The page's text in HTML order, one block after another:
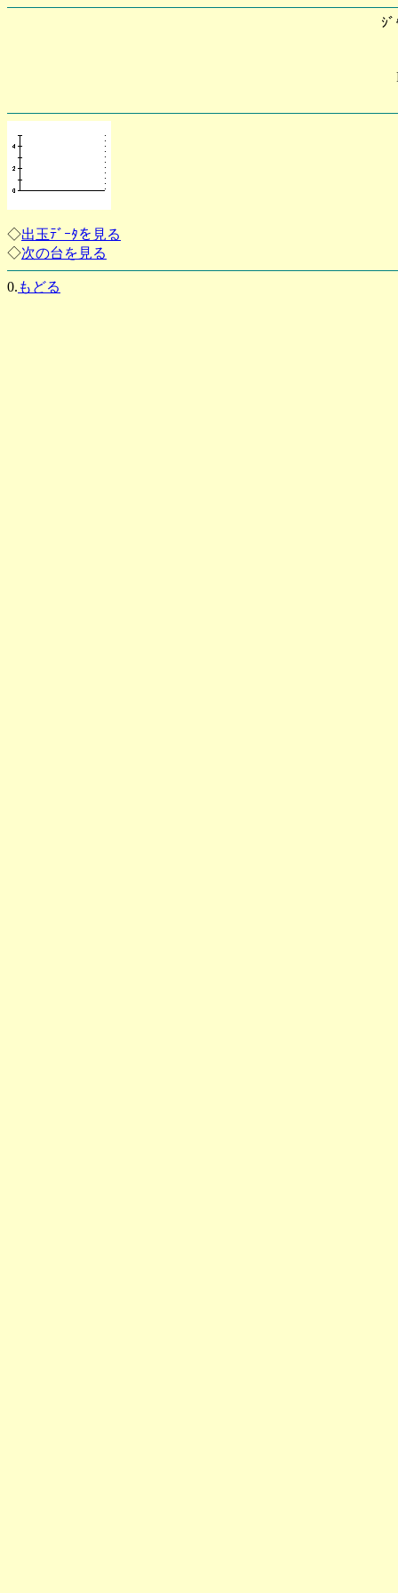
ｼ
◇出玉ﾃﾞｰﾀを見る
◇次の台を見る
0. もどる